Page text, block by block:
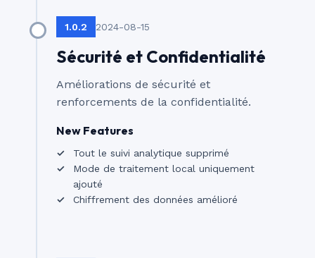
1.0.2 2024-08-15
Sécurité et Confidentialité
Améliorations de sécurité et
renforcements de la confidentialité.
New Features
Tout le suivi analytique supprimé
Mode de traitement local uniquement
ajouté
Chiffrement des données amélioré